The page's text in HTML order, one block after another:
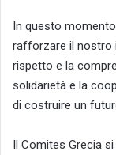
In questo
rafforzare il nostro
rispetto e la
solidarietà e la
di costruire un
Il Comites Grecia